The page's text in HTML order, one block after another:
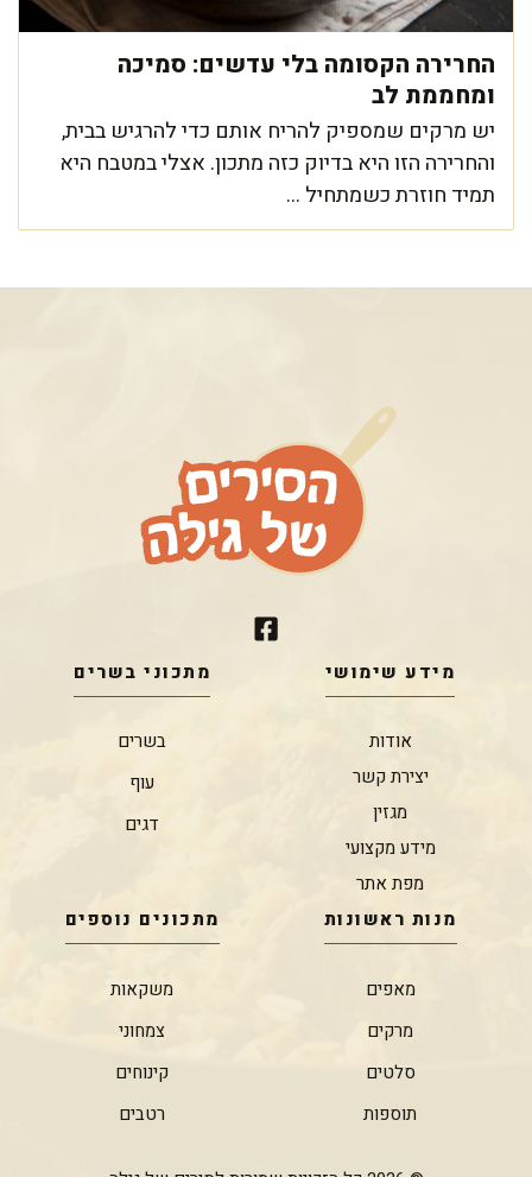
החרירה הקסומה בלי עדשים: סמיכה
ומחממת לב
יש מרקים שמספיק להריח אותם כדי להרגיש בבית,
והחרירה הזו היא בדיוק כזה מתכון. אצלי במטבח היא
תמיד חוזרת כשמתחיל ...
מידע שימושי
אודות
יצירת קשר
מגזין
מידע מקצועי
מפת אתר
מתכוני בשרים
בשרים
עוף
דגים
מנות ראשונות
מאפים
מרקים
סלטים
תוספות
מתכונים נוספים
משקאות
צמחוני
קינוחים
רטבים